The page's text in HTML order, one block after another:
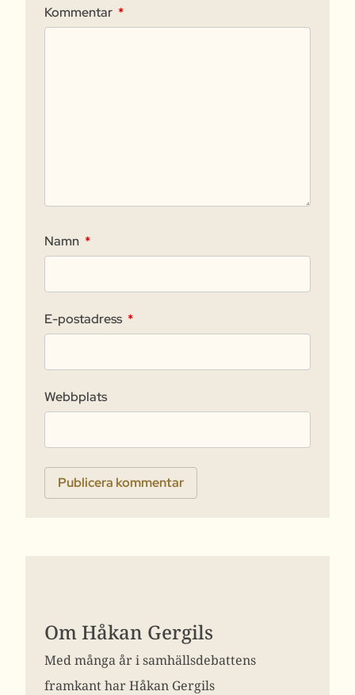
Kommentar *
Namn *
E-postadress *
Webbplats
Om Håkan Gergils
Med många år i samhällsdebattens
framkant har Håkan Gergils